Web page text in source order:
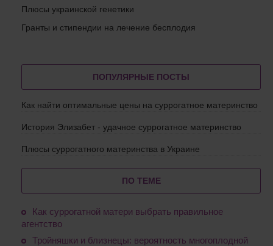
Плюсы украинской генетики
Гранты и стипендии на лечение бесплодия
ПОПУЛЯРНЫЕ ПОСТЫ
Как найти оптимальные цены на суррогатное материнство
История Элизабет - удачное суррогатное материнство
Плюсы суррогатного материнства в Украине
ПО ТЕМЕ
Как суррогатной матери выбрать правильное
агентство
Тройняшки и близнецы: вероятность многоплодной